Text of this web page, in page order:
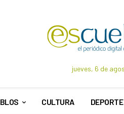
jueves, 6 de
CULTURA DEPORTE